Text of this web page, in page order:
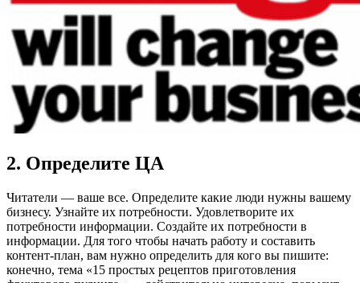
2. Определите ЦА
Читатели — ваше все. Определите какие люди нужны вашему
бизнесу. Узнайте их потребности. Удовлетворите их
потребности информации. Создайте их потребности в
информации. Для того чтобы начать работу и составить
контент-план, вам нужно определить для кого вы пишите:
конечно, тема «15 простых рецептов приготовления